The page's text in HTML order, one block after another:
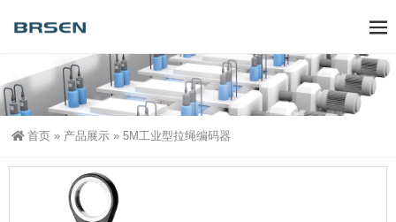
首页 » 产品展示 » 5M工业型拉绳编码器